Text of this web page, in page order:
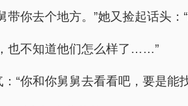
带你去个地方。”她又捡起话头
也不知道他们怎么样了……”
“你和你舅舅去看看吧，要是能